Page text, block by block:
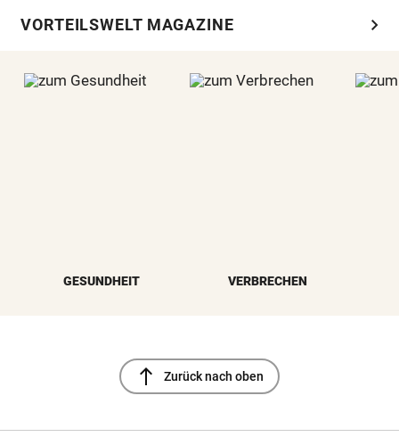
VORTEILSWELT MAGAZINE chevron_right
GESUNDHEIT VERBRECHEN
north Zurück nach oben